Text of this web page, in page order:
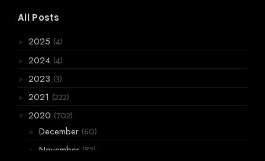
All Posts
► 2025 (4)
► 2024 (4)
► 2023 (3)
► 2021 (222)
▼ 2020 (702)
► December (60)
► November (83)